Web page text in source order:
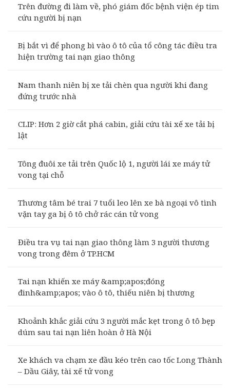
Trên đường đi làm về, phó giám đốc bệnh viện ép tim
cứu người bị nạn
Bị bắt vì để phong bì vào ô tô của tổ công tác điều tra
hiện trường tai nạn giao thông
Nam thanh niên bị xe tải chèn qua người khi đang
đứng trước nhà
CLIP: Hơn 2 giờ cắt phá cabin, giải cứu tài xế xe tải bị
lật
Tông đuôi xe tải trên Quốc lộ 1, người lái xe máy tử
vong tại chỗ
Thương tâm bé trai 7 tuổi leo lên xe bà ngoại vô tình
vặn tay ga bị ô tô chở rác cán tử vong
Điều tra vụ tai nạn giao thông làm 3 người thương
vong trong đêm ở TP.HCM
Tai nạn khiến xe máy &amp;apos;đóng
đinh&amp;apos; vào ô tô, thiếu niên bị thương
Khoảnh khắc giải cứu 3 người mắc kẹt trong ô tô bẹp
dúm sau tai nạn liên hoàn ở Hà Nội
Xe khách va chạm xe đầu kéo trên cao tốc Long Thành
– Dầu Giây, tài xế tử vong